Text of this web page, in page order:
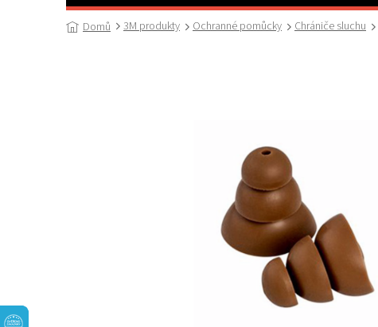
Domů 3M produkty Ochranné pomůcky Chrániče sluchu